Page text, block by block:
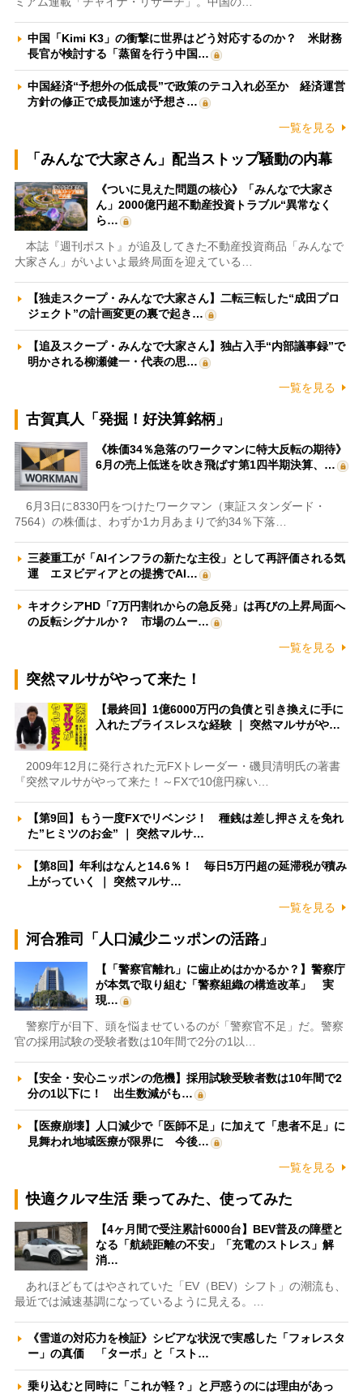
中国「Kimi K3」の衝撃に世界はどう対応するのか？ 米財務
長官が検討する「蒸留を行う中国…
中国経済“予想外の低成長”で政策のテコ入れ必至か 経済運営
方針の修正で成長加速が予想さ…
一覧を見る
「みんなで大家さん」配当ストップ騒動の内幕
《ついに見えた問題の核心》「みんなで大家さ
ん」2000億円超不動産投資トラブル“異常なく
ら…
本誌『週刊ポスト』が追及してきた不動産投資商品「みんなで
大家さん」がいよいよ最終局面を迎えている…
【独走スクープ・みんなで大家さん】二転三転した“成田プロ
ジェクト”の計画変更の裏で起き…
【追及スクープ・みんなで大家さん】独占入手“内部議事録”で
明かされる柳瀬健一・代表の思…
一覧を見る
古賀真人「発掘！好決算銘柄」
《株価34％急落のワークマンに特大反転の期待》
6月の売上低迷を吹き飛ばす第1四半期決算、…
6月3日に8330円をつけたワークマン（東証スタンダード・
7564）の株価は、わずか1カ月あまりで約34％下落…
三菱重工が「AIインフラの新たな主役」として再評価される気
運 エヌビディアとの提携でAI…
キオクシアHD「7万円割れからの急反発」は再びの上昇局面へ
の反転シグナルか？ 市場のムー…
一覧を見る
突然マルサがやって来た！
【最終回】1億6000万円の負債と引き換えに手に
入れたプライスレスな経験 ｜ 突然マルサがや…
2009年12月に発行された元FXトレーダー・磯貝清明氏の著書
『突然マルサがやって来た！～FXで10億円稼い…
【第9回】もう一度FXでリベンジ！ 種銭は差し押さえを免れ
た”ヒミツのお金” ｜ 突然マルサ…
【第8回】年利はなんと14.6％！ 毎日5万円超の延滞税が積み
上がっていく ｜ 突然マルサ…
一覧を見る
河合雅司「人口減少ニッポンの活路」
【「警察官離れ」に歯止めはかかるか？】警察庁
が本気で取り組む「警察組織の構造改革」 実
現…
警察庁が目下、頭を悩ませているのが「警察官不足」だ。警察
官の採用試験の受験者数は10年間で2分の1以…
【安全・安心ニッポンの危機】採用試験受験者数は10年間で2
分の1以下に！ 出生数減がも…
【医療崩壊】人口減少で「医師不足」に加えて「患者不足」に
見舞われ地域医療が限界に 今後…
一覧を見る
快適クルマ生活 乗ってみた、使ってみた
【4ヶ月間で受注累計6000台】BEV普及の障壁と
なる「航続距離の不安」「充電のストレス」解
消…
あれほどもてはやされていた「EV（BEV）シフト」の潮流も、
最近では減速基調になっているように見える。…
《雪道の対応力を検証》シビアな状況で実感した「フォレスタ
ー」の真価 「ターボ」と「スト…
乗り込むと同時に「これが軽？」と戸惑うのには理由があっ